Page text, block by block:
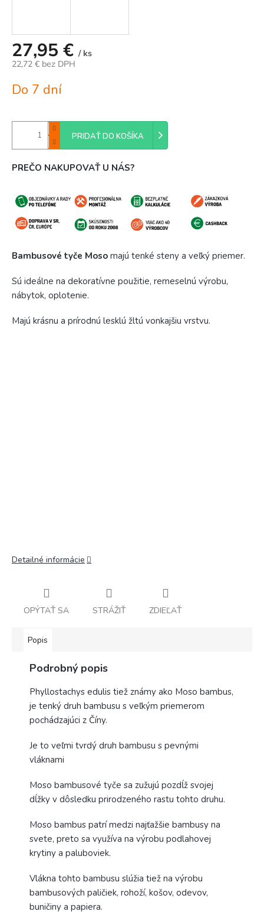
27,95 € / ks
22,72 € bez DPH
cena:
Do 7 dní
PRIDAŤ DO KOŠÍKA
PREČO NAKUPOVAŤ U NÁS?
Bambusové tyče Moso majú tenké steny a veľký priemer.
Sú ideálne na dekoratívne použitie, remeselnú výrobu,
nábytok, oplotenie.
Majú krásnu a prírodnú lesklú žltú vonkajšiu vrstvu.
Detailné informácie
OPÝTAŤ SA STRÁŽIŤ ZDIEĽAŤ
Popis
Podrobný popis
Phyllostachys edulis tiež známy ako Moso bambus,
je tenký druh bambusu s veľkým priemerom
pochádzajúci z Číny.
Je to veľmi tvrdý druh bambusu s pevnými
vláknami
Moso bambusové tyče sa zužujú pozdĺž svojej
dĺžky v dôsledku prirodzeného rastu tohto druhu.
Moso bambus patrí medzi najťažšie bambusy na
svete, preto sa využíva na výrobu podlahovej
krytiny a paluboviek.
Vlákna tohto bambusu slúžia tiež na výrobu
bambusových paličiek, rohoží, košov, odevov,
buničiny a papiera.